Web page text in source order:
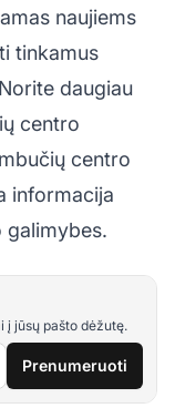
naujiems
tinkamus
daugiau
centro
centro
informacija
galimybes.
į jūsų pašto dėžutę.
Prenumeruoti